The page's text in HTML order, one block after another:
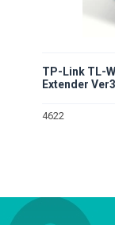
TP-Link TL-
Extender
4622